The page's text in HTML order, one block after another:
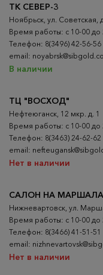
ТК СЕВЕР-3
Ноябрьск, ул. Советская,
Время работы: с 10-00 до
Телефон: 8(3496) 42-56-56
email:
В наличии
ТЦ "ВОСХОД"
Нефтеюганск, 12 мкр. д. 1
Время работы: с 10-00 до
Телефон: 8(3463) 24-62-62
email:
Нет в наличии
САЛОН НА
Нижневартовск, ул.
Время работы: с 10-00 до
Телефон: 8(3466) 41-51-51
email:
Нет в наличии